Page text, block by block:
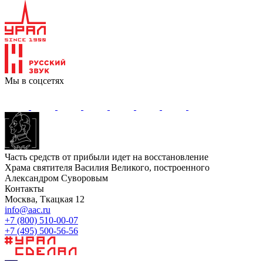
Мы в соцсетях
Часть средств от прибыли идет на восстановление
Храма святителя Василия Великого, построенного
Александром Суворовым
Контакты
Москва, Ткацкая 12
info@aac.ru
+7 (800) 510-00-07
+7 (495) 500-56-56